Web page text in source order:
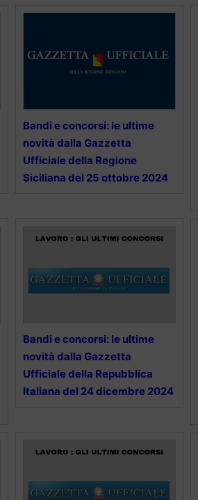
Bandi e concorsi: le ultime
novità dalla Gazzetta
Ufficiale della Regione
Siciliana del 25 ottobre 2024
Bandi e concorsi: le ultime
novità dalla Gazzetta
Ufficiale della Repubblica
Italiana del 24 dicembre 2024